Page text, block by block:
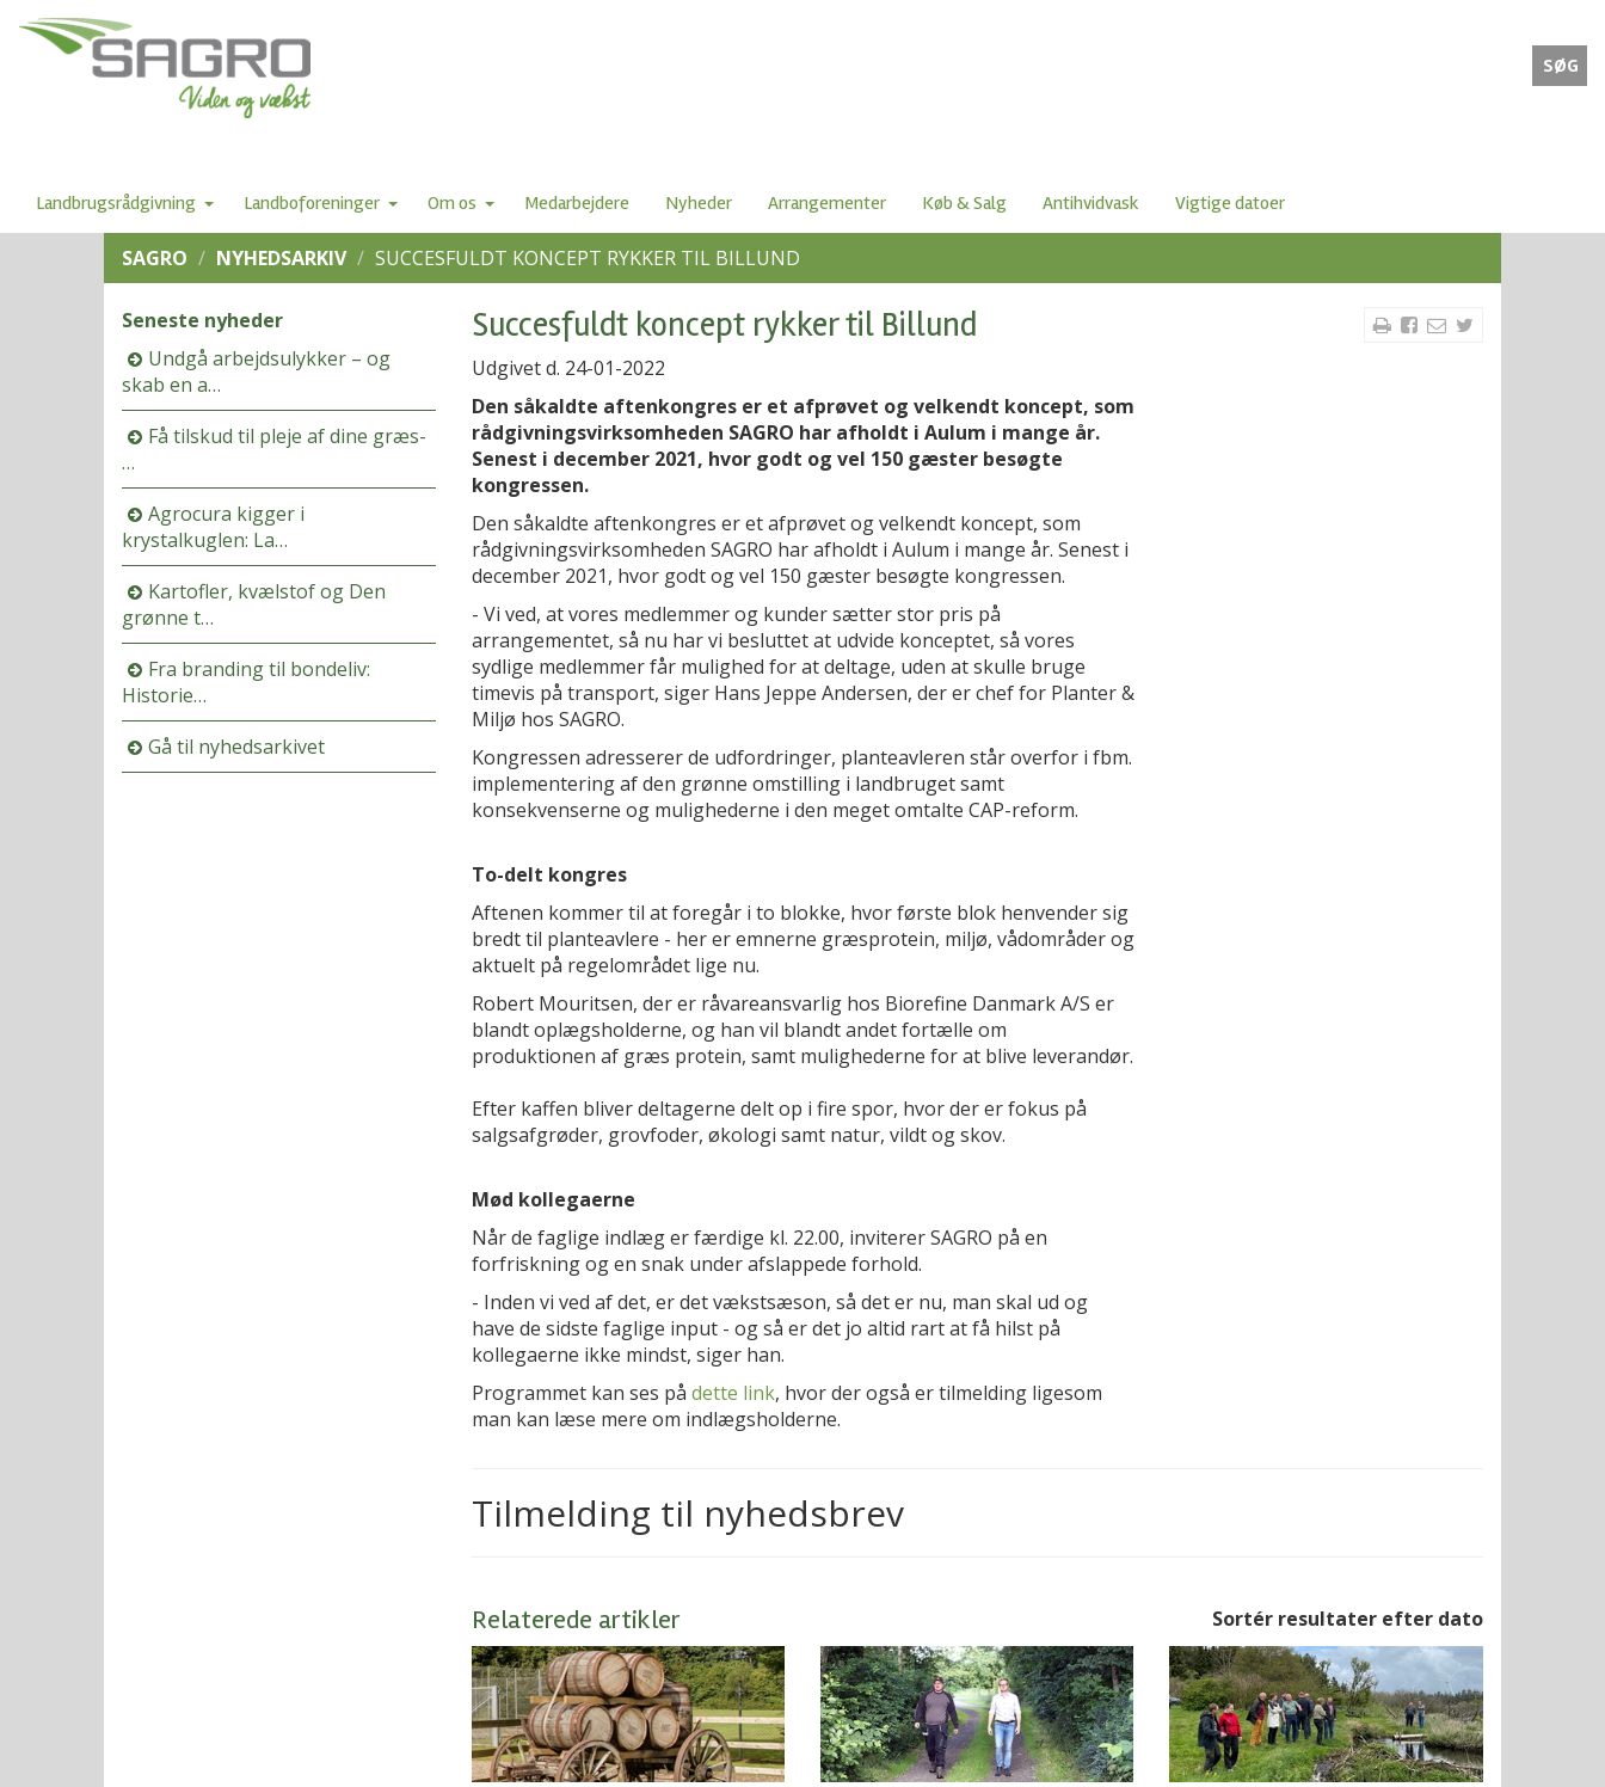
Landbrugsrådgivning Landboforeninger Om os Medarbejdere Nyheder Arrangementer Køb & Salg Antihvidvask Vigtige datoer
SØG
SAGRO NYHEDSARKIV SUCCESFULDT KONCEPT RYKKER TIL BILLUND
Seneste nyheder
Undgå arbejdsulykker – og
skab en a…
Få tilskud til pleje af dine græs-
…
Agrocura kigger i
krystalkuglen: La…
Kartofler, kvælstof og Den
grønne t…
Fra branding til bondeliv:
Historie…
Gå til nyhedsarkivet
Succesfuldt koncept rykker til Billund
Udgivet d. 24-01-2022
Den såkaldte aftenkongres er et afprøvet og velkendt koncept, som
rådgivningsvirksomheden SAGRO har afholdt i Aulum i mange år.
Senest i december 2021, hvor godt og vel 150 gæster besøgte
kongressen.
Den såkaldte aftenkongres er et afprøvet og velkendt koncept, som
rådgivningsvirksomheden SAGRO har afholdt i Aulum i mange år. Senest i
december 2021, hvor godt og vel 150 gæster besøgte kongressen.
- Vi ved, at vores medlemmer og kunder sætter stor pris på
arrangementet, så nu har vi besluttet at udvide konceptet, så vores
sydlige medlemmer får mulighed for at deltage, uden at skulle bruge
timevis på transport, siger Hans Jeppe Andersen, der er chef for Planter &
Miljø hos SAGRO.
Kongressen adresserer de udfordringer, planteavleren står overfor i fbm.
implementering af den grønne omstilling i landbruget samt
konsekvenserne og mulighederne i den meget omtalte CAP-reform.
To-delt kongres
Aftenen kommer til at foregår i to blokke, hvor første blok henvender sig
bredt til planteavlere - her er emnerne græsprotein, miljø, vådområder og
aktuelt på regelområdet lige nu.
Robert Mouritsen, der er råvareansvarlig hos Biorefine Danmark A/S er
blandt oplægsholderne, og han vil blandt andet fortælle om
produktionen af græs protein, samt mulighederne for at blive leverandør.
Efter kaffen bliver deltagerne delt op i fire spor, hvor der er fokus på
salgsafgrøder, grovfoder, økologi samt natur, vildt og skov.
Mød kollegaerne
Når de faglige indlæg er færdige kl. 22.00, inviterer SAGRO på en
forfriskning og en snak under afslappede forhold.
- Inden vi ved af det, er det vækstsæson, så det er nu, man skal ud og
have de sidste faglige input - og så er det jo altid rart at få hilst på
kollegaerne ikke mindst, siger han.
Programmet kan ses på dette link, hvor der også er tilmelding ligesom
man kan læse mere om indlægsholderne.
Tilmelding til nyhedsbrev
Sortér resultater efter dato
Relaterede artikler